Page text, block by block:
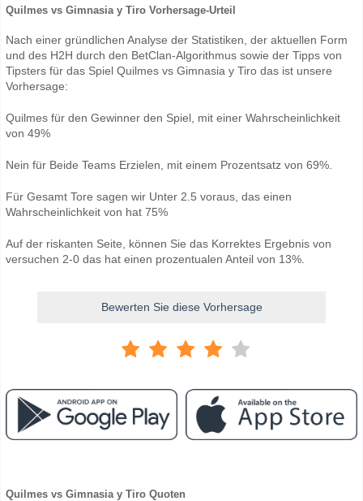
Quilmes vs Gimnasia y Tiro Vorhersage-Urteil
Nach einer gründlichen Analyse der Statistiken, der aktuellen Form
und des H2H durch den BetClan-Algorithmus sowie der Tipps von
Tipsters für das Spiel Quilmes vs Gimnasia y Tiro das ist unsere
Vorhersage:
Quilmes für den Gewinner den Spiel, mit einer Wahrscheinlichkeit
von 49%
Nein für Beide Teams Erzielen, mit einem Prozentsatz von 69%.
Für Gesamt Tore sagen wir Unter 2.5 voraus, das einen
Wahrscheinlichkeit von hat 75%
Auf der riskanten Seite, können Sie das Korrektes Ergebnis von
versuchen 2-0 das hat einen prozentualen Anteil von 13%.
Bewerten Sie diese Vorhersage
Quilmes vs Gimnasia y Tiro Quoten